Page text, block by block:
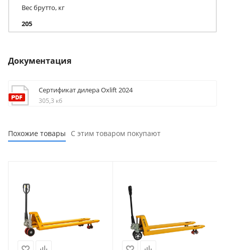
Вес брутто, кг
205
Документация
Сертификат дилера Oxlift 2024
305,3 кб
Похожие товары С этим товаром покупают